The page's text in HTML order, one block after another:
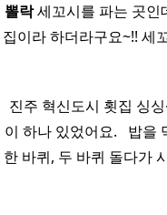
뽈락세꼬시를 파는 곳인
집이라 하더라구요~!! 세
​ 진주 혁신도시 횟집 싱싱
이 하나 있었어요. ​ ​ 밥을
한 바퀴, 두 바퀴 돌다가